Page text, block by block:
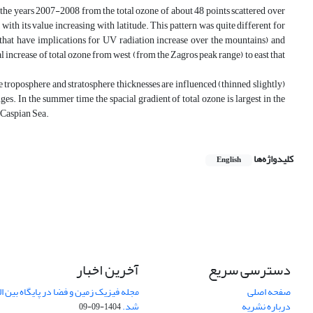
years 2007-2008 from the total ozone of about 48 points scattered over
its value increasing with latitude. This pattern was quite different for
have implications for UV radiation increase over the mountains) and
of total ozone from west (from the Zagros peak range) to east that
and stratosphere thicknesses are influenced (thinned slightly)
In the summer time the spacial gradient of total ozone is largest in the
Sea.
کلیدواژه‌ها English
دسترسی سریع
صفحه اصلی
درباره نشریه
آخرین اخبار
شد.1404-09-09